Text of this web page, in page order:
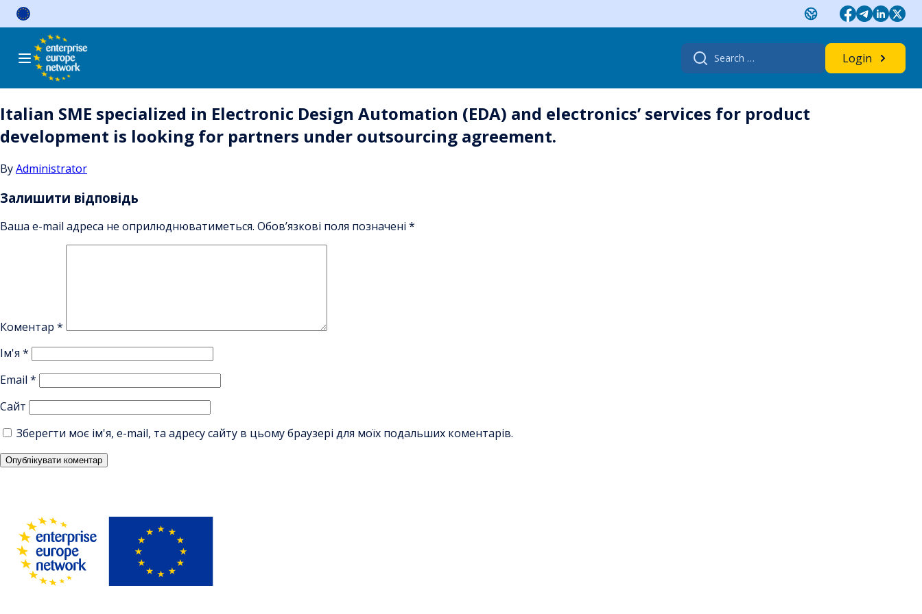
Skip
Search
for:
Login
Italian SME specialized in Electronic Design Automation (EDA) and electronics’ services for product
development is looking for partners under outsourcing agreement.
ByAdministrator
Залишити відповідь
Ваша e-mail адреса не оприлюднюватиметься. Обов’язкові поля позначені *
Коментар *
Ім'я *
Email *
Сайт
Зберегти моє ім'я, e-mail, та адресу сайту в цьому браузері для моїх подальших коментарів.